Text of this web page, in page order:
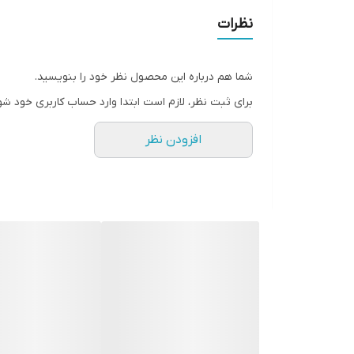
نظرات
شما هم درباره این محصول نظر خود را بنویسید.
برای ثبت نظر، لازم است ابتدا وارد حساب کاربری خود
افزودن نظر